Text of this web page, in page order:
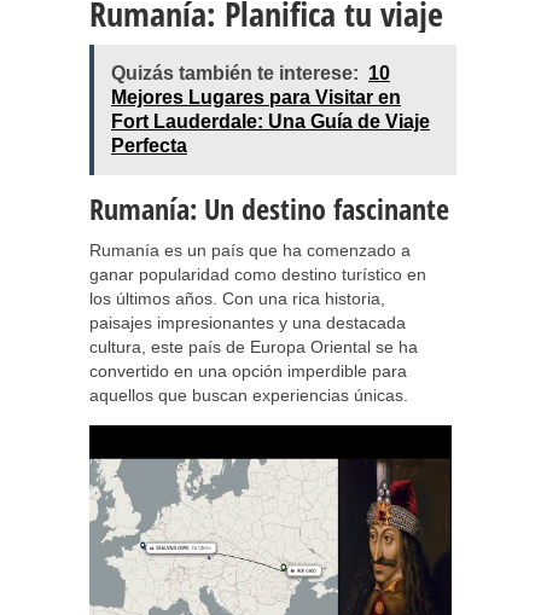
Rumanía: Planifica tu viaje
Quizás también te interese: 10
Mejores Lugares para Visitar en
Fort Lauderdale: Una Guía de Viaje
Perfecta
Rumanía: Un destino fascinante
Rumanía es un país que ha comenzado a
ganar popularidad como destino turístico en
los últimos años. Con una rica historia,
paisajes impresionantes y una destacada
cultura, este país de Europa Oriental se ha
convertido en una opción imperdible para
aquellos que buscan experiencias únicas.